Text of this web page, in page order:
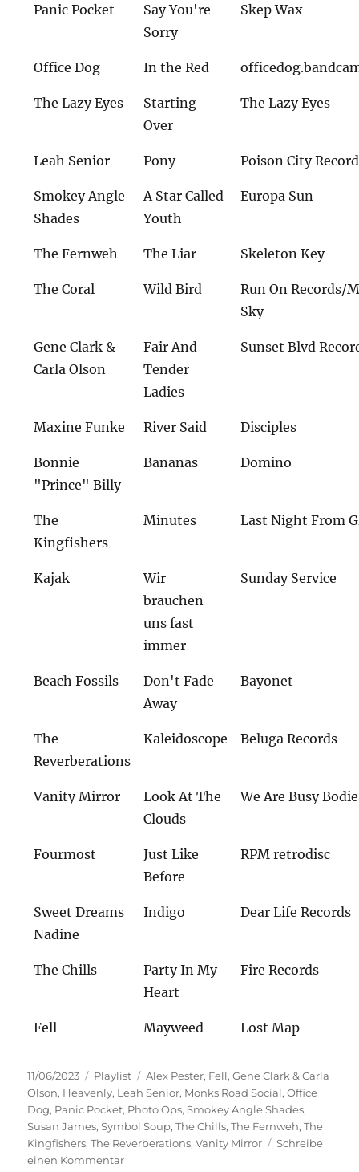
Panic Pocket
Say You're
Sorry
Skep Wax
Office Dog In the Red
The Lazy Eyes
Starting
Over
The Lazy Eyes
Leah Senior Pony Poison City
Smokey Angle
Shades
A Star Called
Youth
Europa Sun
The Fernweh The Liar Skeleton Key
The Coral Wild Bird
Run On Records/
Sky
Gene Clark &
Carla Olson
Fair And
Tender
Ladies
Sunset Blvd
Maxine Funke River Said Disciples
Bonnie
"Prince" Billy
Bananas Domino
The
Kingfishers
Minutes Last Night From
Kajak
Wir
brauchen
uns fast
immer
Sunday Service
Beach Fossils
Don't Fade
Away
Bayonet
The
Reverberations
Kaleidoscope Beluga Records
Vanity Mirror
Look At The
Clouds
We Are Busy
Fourmost
Just Like
Before
RPM retrodisc
Sweet Dreams
Nadine
Indigo Dear Life Records
The Chills
Party In My
Heart
Fire Records
Fell Mayweed Lost Map
Veröffentlicht
am
11/06/2023 Kategorien
Playlist Schlagwörter
Alex Pester, Fell,Gene Clark & Carla
Olson, Heavenly, Leah Senior, Monks Road Social,Office
Dog, Panic Pocket, Photo Ops,Smokey Angle Shades,
Susan James,Symbol Soup,The Chills,The Fernweh,The
Kingfishers,The Reverberations,Vanity Mirror
Schreibe
einen Kommentarzu